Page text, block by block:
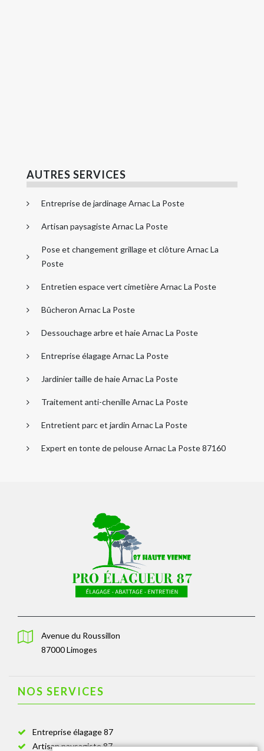
AUTRES SERVICES
Entreprise de jardinage Arnac La Poste
Artisan paysagiste Arnac La Poste
Pose et changement grillage et clôture Arnac La
Poste
Entretien espace vert cimetière Arnac La Poste
Bûcheron Arnac La Poste
Dessouchage arbre et haie Arnac La Poste
Entreprise élagage Arnac La Poste
Jardinier taille de haie Arnac La Poste
Traitement anti-chenille Arnac La Poste
Entretient parc et jardin Arnac La Poste
Expert en tonte de pelouse Arnac La Poste 87160
Avenue du Roussillon
87000 Limoges
NOS SERVICES
Entreprise élagage 87
Artisan paysagiste 87